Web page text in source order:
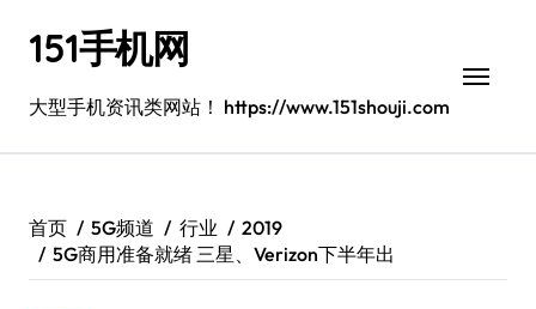
151手机网
大型手机资讯类网站！ https://www.151shouji.com
首页 5G频道 行业
2019
5G商用准备就绪 三星、Verizon下半年出